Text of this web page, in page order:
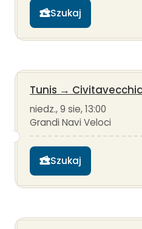
Szukaj
Tunis →
niedz., 9 sie, 13:00
Grandi Navi Veloci
Szukaj